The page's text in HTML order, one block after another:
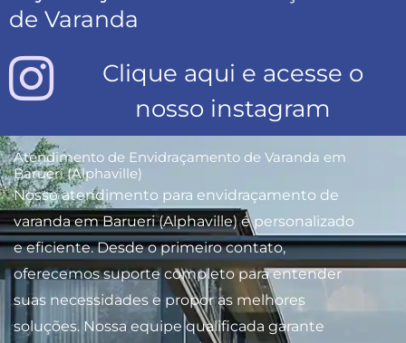
de Varanda
Clique aqui e acesse o
nosso instagram
Atendimento de Envidraçamento de Varanda em
Barueri (Alphaville)
Nosso atendimento para envidraçamento de
varanda em Barueri (Alphaville) é personalizado
e eficiente. Desde o primeiro contato,
oferecemos suporte completo para entender
suas necessidades e propor as melhores
soluções. Nossa equipe qualificada garante